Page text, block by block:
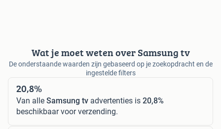
Wat je moet weten over Samsung tv
De onderstaande waarden zijn gebaseerd op je zoekopdracht en de
ingestelde filters
20,8%
Van alle Samsung tv advertenties is 20,8%
beschikbaar voor verzending.